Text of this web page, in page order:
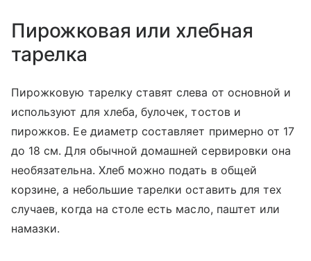
Пирожковая или хлебная
тарелка
Пирожковую тарелку ставят слева от основной и
используют для хлеба, булочек, тостов и
пирожков. Ее диаметр составляет примерно от 17
до 18 см. Для обычной домашней сервировки она
необязательна. Хлеб можно подать в общей
корзине, а небольшие тарелки оставить для тех
случаев, когда на столе есть масло, паштет или
намазки.